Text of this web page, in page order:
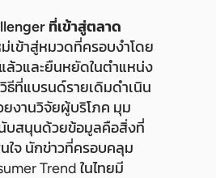
ที่เข้าสู่ตลาด
เข้าสู่หมวดที่ครอบงำโดย
ล้วและยืนหยัดในตำแหน่ง
ธีที่แบรนด์รายเดิมดำเนิน
ยงานวิจัยผู้บริโภค มุม
บสนุนด้วยข้อมูลคือสิ่งที่
ใจ นักข่าวที่ครอบคลุม
Trend ในไทยมี